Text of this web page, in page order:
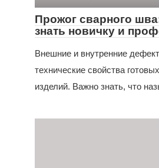
Прожог сварного
знать новичку и
Внешние и внутренние
технические свойства
изделий. Важно знать, что